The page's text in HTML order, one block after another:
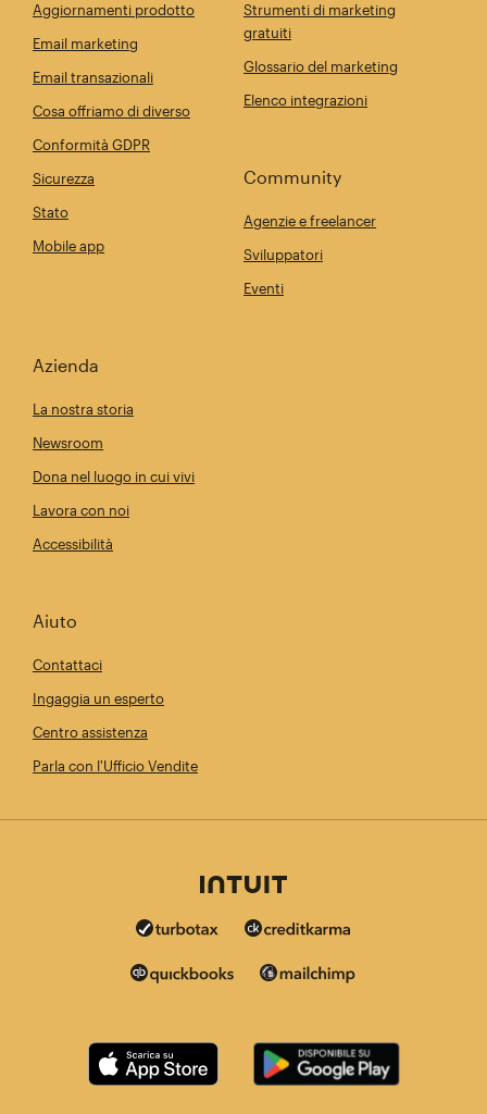
Aggiornamenti prodotto
Email marketing
Email transazionali
Cosa offriamo di diverso
Conformità GDPR
Sicurezza
Stato
Mobile app
Strumenti di marketing
gratuiti
Glossario del marketing
Elenco integrazioni
Community
Agenzie e freelancer
Sviluppatori
Eventi
Azienda
La nostra storia
Newsroom
Dona nel luogo in cui vivi
Lavora con noi
Accessibilità
Aiuto
Contattaci
Ingaggia un esperto
Centro assistenza
Parla con l'Ufficio Vendite